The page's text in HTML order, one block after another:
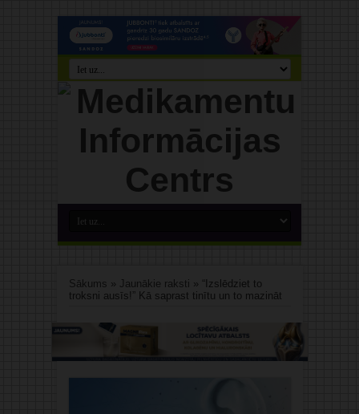
Sākums » Jaunākie raksti » “Izslēdziet to
troksni ausīs!” Kā saprast tinītu un to mazināt